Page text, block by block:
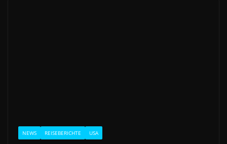
NEWS REISEBERICHTE USA